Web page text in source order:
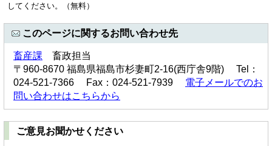
してください。（無料）
このページに関するお問い合わせ先
畜産課 畜政担当
〒960-8670 福島県福島市杉妻町2-16(西庁舎9階) Tel：
024-521-7366 Fax：024-521-7939 電子メールでのお
問い合わせはこちらから
ご意見お聞かせください